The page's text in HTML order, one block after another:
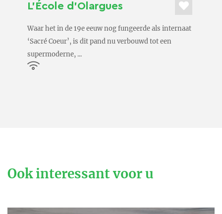
L’École d’Olargues
Waar het in de 19e eeuw nog fungeerde als internaat
‘Sacré Coeur’, is dit pand nu verbouwd tot een
supermoderne, ...
Ook interessant voor u